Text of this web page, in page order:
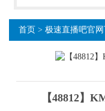
首页 > 极速直播吧官
【48812】